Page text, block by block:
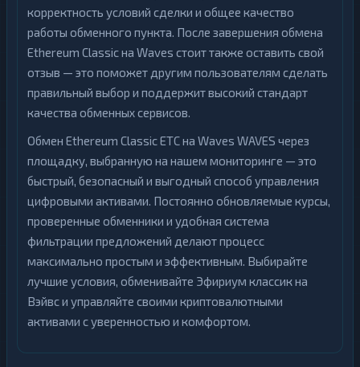
корректность условий сделки и общее качество
работы обменного пункта. После завершения обмена
Ethereum Classic на Waves стоит также оставить свой
отзыв — это поможет другим пользователям сделать
правильный выбор и поддержит высокий стандарт
качества обменных сервисов.
Обмен Ethereum Classic ETC на Waves WAVES через
площадку, выбранную на нашем мониторинге — это
быстрый, безопасный и выгодный способ управления
цифровыми активами. Постоянно обновляемые курсы,
проверенные обменники и удобная система
фильтрации предложений делают процесс
максимально простым и эффективным. Выбирайте
лучшие условия, обменивайте Эфириум классик на
Вэйвс и управляйте своими криптовалютными
активами с уверенностью и комфортом.